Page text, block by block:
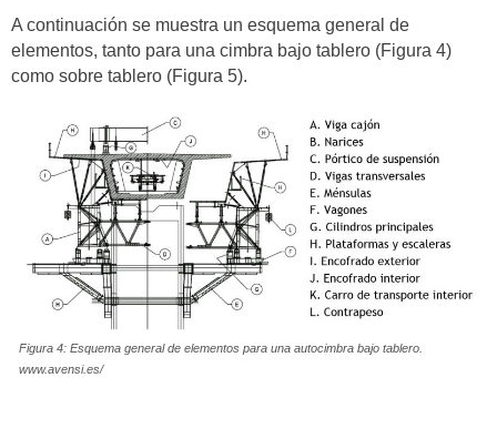
A continuación se muestra un esquema general de
elementos, tanto para una cimbra bajo tablero (Figura 4)
como sobre tablero (Figura 5).
Figura 4: Esquema general de elementos para una autocimbra bajo tablero.
www.avensi.es/